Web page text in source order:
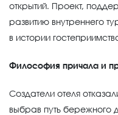
открытий. Проект,
развитию внутреннего
в истории
Философия причала и
Создатели отеля
выбрав путь бережного